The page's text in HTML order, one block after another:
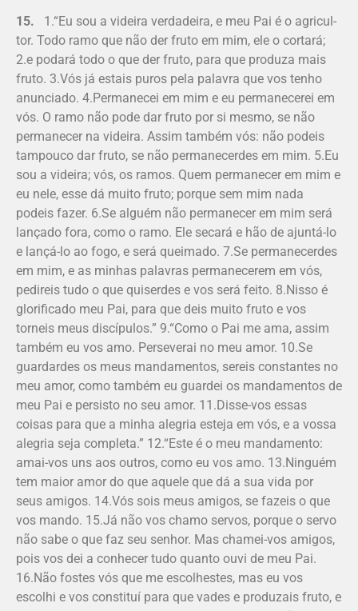
15. 1.“Eu sou a videira verdadeira, e meu Pai é o agri­cul­
tor. Todo ramo que não der fruto em mim, ele o cortará;
2.e podará todo o que der fruto, para que produza mais
fruto. 3.Vós já estais puros pela palavra que vos tenho
anunciado. 4.Permanecei em mim e eu permanecerei em
vós. O ramo não pode dar fruto por si mesmo, se não
permanecer na videira. Assim também vós: não podeis
tampouco dar fruto, se não permanecerdes em mim. 5.Eu
sou a videira; vós, os ramos. Quem permanecer em mim e
eu nele, esse dá muito fruto; porque sem mim nada
podeis fazer. 6.Se alguém não permanecer em mim será
lançado fora, como o ramo. Ele secará e hão de ajuntá-lo
e lançá-lo ao fogo, e será queimado. 7.Se permanecerdes
em mim, e as minhas palavras permanecerem em vós,
pedireis tudo o que quiserdes e vos será feito. 8.Nisso é
glorificado meu Pai, para que deis muito fruto e vos
torneis meus discípulos.” 9.“Como o Pai me ama, assim
também eu vos amo. Perseverai no meu amor. 10.Se
guardardes os meus mandamentos, sereis constantes no
meu amor, como também eu guardei os mandamentos de
meu Pai e persisto no seu amor. 11.Disse-vos essas
coisas para que a minha alegria esteja em vós, e a vossa
alegria seja completa.” 12.“Este é o meu mandamento:
amai-vos uns aos outros, como eu vos amo. 13.Ninguém
tem maior amor do que aquele que dá a sua vida por
seus amigos. 14.Vós sois meus amigos, se fazeis o que
vos mando. 15.Já não vos chamo servos, porque o servo
não sabe o que faz seu senhor. Mas chamei-vos amigos,
pois vos dei a conhecer tudo quanto ouvi de meu Pai.
16.Não fostes vós que me escolhestes, mas eu vos
escolhi e vos constituí para que vades e produzais fruto, e